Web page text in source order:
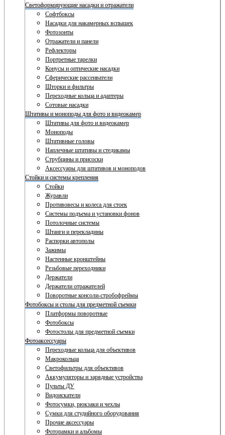
Светоформирующие насадки и отражатели
Софтбоксы
Насадки для накамерных вспышек
Фотозонты
Отражатели и панели
Рефлекторы
Портретные тарелки
Конусы и оптические насадки
Сферические рассеиватели
Шторки и фильтры
Переходные кольца и адаптеры
Сотовые насадки
Штативы и моноподы для фото и видеокамер
Штативы для фото и видеокамер
Моноподы
Штативные головы
Наплечные штативы и стедикамы
Струбцины и присоски
Аксессуары для штативов и моноподов
Стойки и системы крепления
Стойки
Журавли
Противовесы и колеса для стоек
Системы подъема и установки фонов
Потолочные системы
Штанги и перекладины
Распорки автополы
Зажимы
Настенные кронштейны
Резьбовые переходники
Держатели
Держатели отражателей
Поворотные консоли-стробофреймы
Фотобоксы и столы для предметной съемки
Платформы поворотные
Фотобоксы
Фотостолы для предметной съемки
Фотоаксессуары
Переходные кольца для объективов
Макрокольца
Светофильтры для объективов
Аккумуляторы и зарядные устройства
Пульты ДУ
Видоискатели
Фотосумки, рюкзаки и чехлы
Сумки для студийного оборудования
Прочие аксессуары
Фоторамки и альбомы